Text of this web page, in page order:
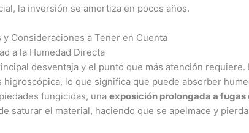
la inversión se amortiza en pocos años.
y Consideraciones a Tener en Cuenta
a la Humedad Directa
desventaja y el punto que más atención
higroscópica, lo que significa que puede absorber
fungicidas, una exposición prolongada a
saturar el material, haciendo que se apelmace y